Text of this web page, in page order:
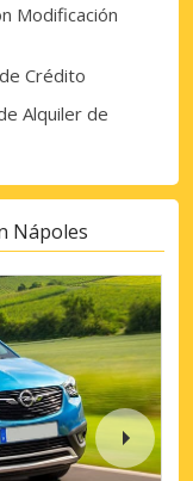
Modificación
Crédito
Alquiler de
Nápoles